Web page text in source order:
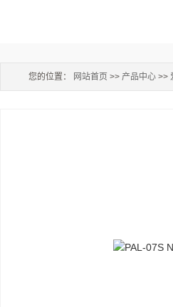
您的位置： 网站首页 >> 产品中心 >>